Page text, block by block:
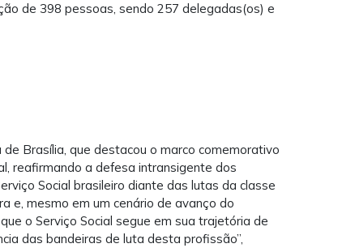
de 398 pessoas, sendo 257 delegadas(os) e
Brasília, que destacou o marco comemorativo
reafirmando a defesa intransigente dos
Social brasileiro diante das lutas da classe
e, mesmo em um cenário de avanço do
o Serviço Social segue em sua trajetória de
das bandeiras de luta desta profissão”,